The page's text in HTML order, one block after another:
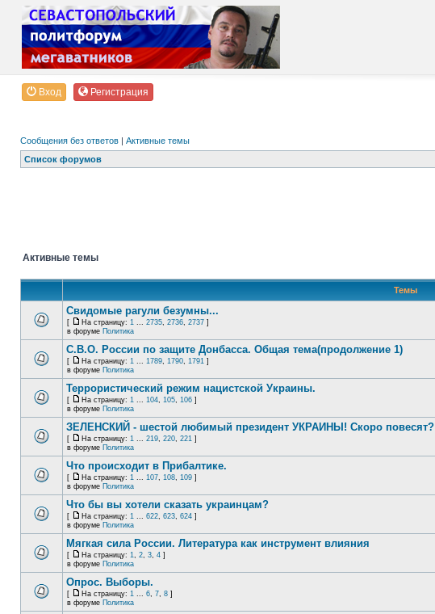
Вход Регистрация
Сообщения без ответов | Активные темы
Список форумов
Активные темы
Темы
Свидомые рагули безумны...
[ На страницу: 1 ... 2735, 2736, 2737 ]
в форуме Политика
С.В.О. России по защите Донбасса. Общая тема(продолжение 1)
[ На страницу: 1 ... 1789, 1790, 1791 ]
в форуме Политика
Террористический режим нацистской Украины.
[ На страницу: 1 ... 104, 105, 106 ]
в форуме Политика
ЗЕЛЕНСКИЙ - шестой любимый президент УКРАИНЫ! Скоро повесят?
[ На страницу: 1 ... 219, 220, 221 ]
в форуме Политика
Что происходит в Прибалтике.
[ На страницу: 1 ... 107, 108, 109 ]
в форуме Политика
Что бы вы хотели сказать украинцам?
[ На страницу: 1 ... 622, 623, 624 ]
в форуме Политика
Мягкая сила России. Литература как инструмент влияния
[ На страницу: 1, 2, 3, 4 ]
в форуме Политика
Опрос. Выборы.
[ На страницу: 1 ... 6, 7, 8 ]
в форуме Политика